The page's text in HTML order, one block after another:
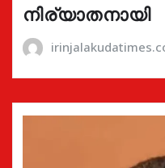
നിര്യാതനായി